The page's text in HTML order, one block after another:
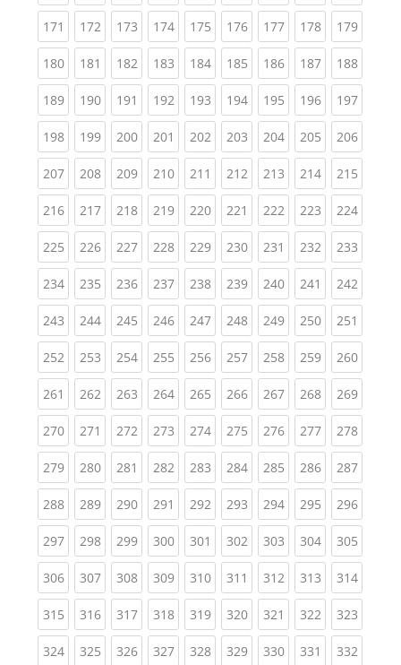
171 (current)
172(current)
173(current)
174(current)
175(current)
176(current)
177(current)
178(current)
179
180(current)
181 (current)
182(current)
183(current)
184(current)
185(current)
186(current)
187(current)
188
189(current)
190(current)
191 (current)
192(current)
193(current)
194(current)
195(current)
196(current)
197
198(current)
199(current)
200(current)
201 (current)
202(current)
203(current)
204(current)
205(current)
206
207(current)
208(current)
209(current)
210(current)
211 (current)
212(current)
213(current)
214(current)
215
216(current)
217(current)
218(current)
219(current)
220(current)
221 (current)
222(current)
223(current)
224
225(current)
226(current)
227(current)
228(current)
229(current)
230(current)
231 (current)
232(current)
233
234(current)
235(current)
236(current)
237(current)
238(current)
239(current)
240(current)
241 (current)
242
243(current)
244(current)
245(current)
246(current)
247(current)
248(current)
249(current)
250(current)
251
252(current)
253(current)
254(current)
255(current)
256(current)
257(current)
258(current)
259(current)
260
261 (current)
262(current)
263(current)
264(current)
265(current)
266(current)
267(current)
268(current)
269
270(current)
271 (current)
272(current)
273(current)
274(current)
275(current)
276(current)
277(current)
278
279(current)
280(current)
281 (current)
282(current)
283(current)
284(current)
285(current)
286(current)
287
288(current)
289(current)
290(current)
291 (current)
292(current)
293(current)
294(current)
295(current)
296
297(current)
298(current)
299(current)
300(current)
301 (current)
302(current)
303(current)
304(current)
305
306(current)
307(current)
308(current)
309(current)
310(current)
311 (current)
312(current)
313(current)
314
315(current)
316(current)
317(current)
318(current)
319(current)
320(current)
321 (current)
322(current)
323
324(current)
325(current)
326(current)
327(current)
328(current)
329(current)
330(current)
331 (current)
332